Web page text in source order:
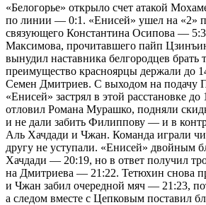
«Белогорье» открыло счет атакой
по линии — 0:1. «Енисей» ушел на «2»
связующего Константина Осипова —
Максимова, прочитавшего пайп
вынудил наставника белгородцев
преимущество красноярцы держали до
Семен Дмитриев. С выходом на подачу
«Енисей» застрял в этой расстановке
отловил Романа Мурашко, подняли
и не дали забить Филиппову — и в
Аль Хачдади и Чжан. Команда играли
другу не уступали. «Енисей» двойным
Хачдади — 20:19, но в ответ получил
на Дмитриева — 21:22. Тетюхин снова
и Чжан забил очередной мяч — 21:23,
а следом вместе с Цепковым поставил